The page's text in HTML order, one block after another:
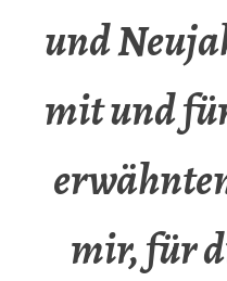
und
mit und
mir, für